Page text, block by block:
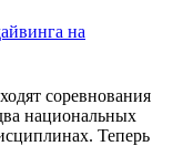
на
соревнования
национальных
Теперь